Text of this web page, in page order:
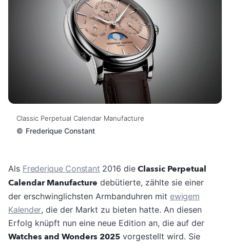
Classic Perpetual Calendar Manufacture
© Frederique Constant
Als Frederique Constant 2016 die Classic Perpetual
Calendar Manufacture debütierte, zählte sie einer
der erschwinglichsten Armbanduhren mit ewigem
Kalender, die der Markt zu bieten hatte. An diesen
Erfolg knüpft nun eine neue Edition an, die auf der
Watches and Wonders 2025 vorgestellt wird. Sie